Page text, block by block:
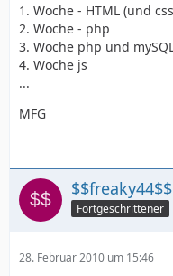
1. Woche - HTML (und
2. Woche - php
3. Woche php und
4. Woche js
...
MFG
$$freaky44$$
Fortgeschrittener
28. Februar 2010 um 15:46